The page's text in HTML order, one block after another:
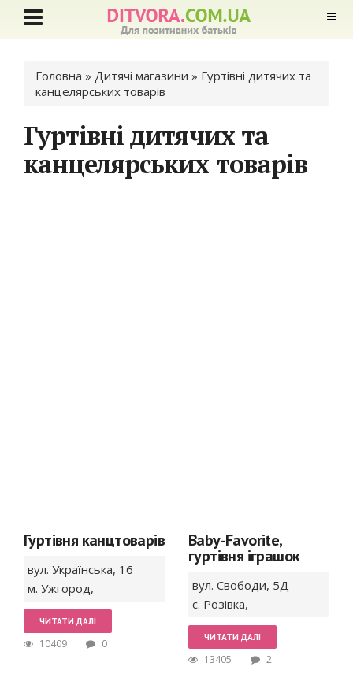
Ви є тут
Головна » Дитячі магазини » Гуртівні дитячих та
канцелярських товарів
Гуртівні дитячих та
канцелярських товарів
Гуртівня канцтоварів
вул. Українська, 16
м. Ужгород,
ЧИТАТИ ДАЛІ
10409 0
Baby-Favorite,
гуртівня іграшок
вул. Свободи, 5Д
с. Розівка,
ЧИТАТИ ДАЛІ
13405 2